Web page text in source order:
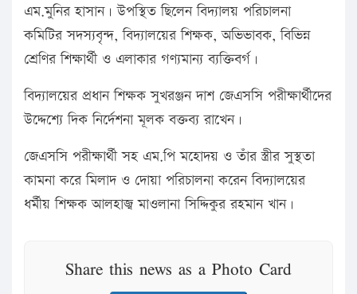
এম.মুনির হাসান। উপস্থিত ছিলেন বিদ্যালয় পরিচালনা
কমিটির সদস্যবৃন্দ, বিদ্যালয়ের শিক্ষক, অভিভাবক, বিভিন্ন
শ্রেণির শিক্ষার্থী ও এলাকার গণ্যমান্য ব্যক্তিবর্গ।
বিদ্যালয়ের প্রধান শিক্ষক সুখরঞ্জন দাশ জেএসসি পরীক্ষার্থীদের
উদ্দেশ্যে দিক নির্দেশনা মূলক বক্তব্য রাখেন।
জেএসসি পরীক্ষার্থী সহ এম.পি মহোদয় ও তাঁর স্ত্রীর সুস্থতা
কামনা করে মিলাদ ও দোয়া পরিচালনা করেন বিদ্যালয়ের
ধর্মীয় শিক্ষক আলহাজ্ব মাওলানা সিদ্দিকুর রহমান খান।
Share this news as a Photo Card